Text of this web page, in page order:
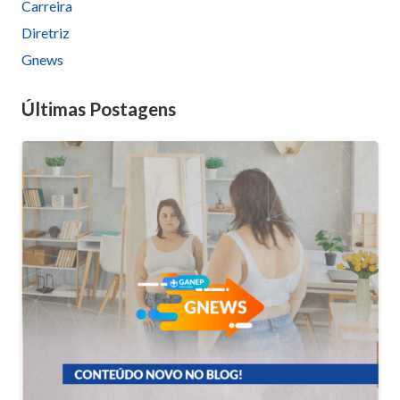
Carreira
Diretriz
Gnews
Últimas Postagens